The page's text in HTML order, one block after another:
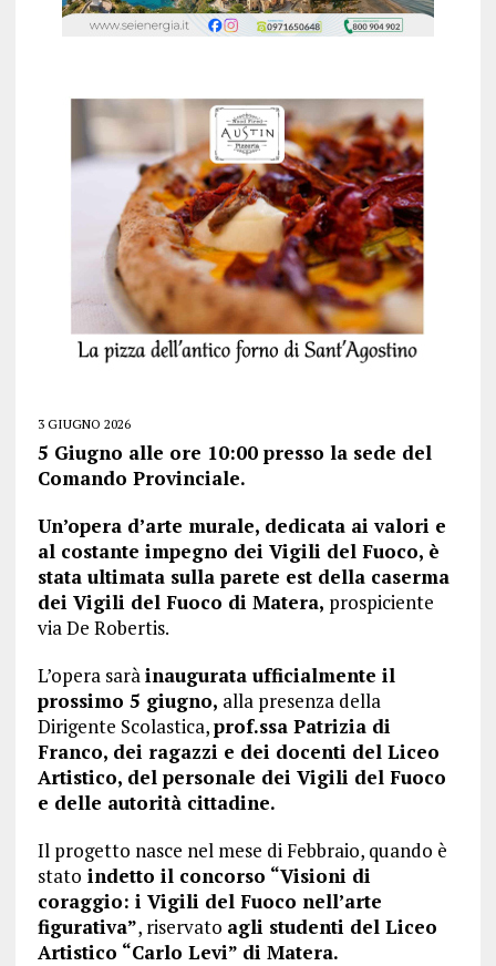
3 GIUGNO 2026
5 Giugno alle ore 10:00 presso la sede del
Comando Provinciale.
Un’opera d’arte murale, dedicata ai valori e
al costante impegno dei Vigili del Fuoco, è
stata ultimata sulla parete est della caserma
dei Vigili del Fuoco di Matera, prospiciente
via De Robertis.
L’opera saràinaugurata ufficialmente il
prossimo 5 giugno, alla presenza della
Dirigente Scolastica,prof.ssa Patrizia di
Franco, dei ragazzi e dei docenti del Liceo
Artistico, del personale dei Vigili del Fuoco
e delle autorità cittadine.
Il progetto nasce nel mese di Febbraio, quando è
stato indetto il concorso “Visioni di
coraggio: i Vigili del Fuoco nell’arte
figurativa”, riservato agli studenti del Liceo
Artistico “Carlo Levi” di Matera.